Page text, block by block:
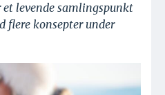
levende samlingspunkt
flere konsepter under